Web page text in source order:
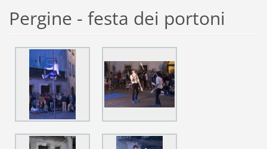
Pergine - festa dei portoni